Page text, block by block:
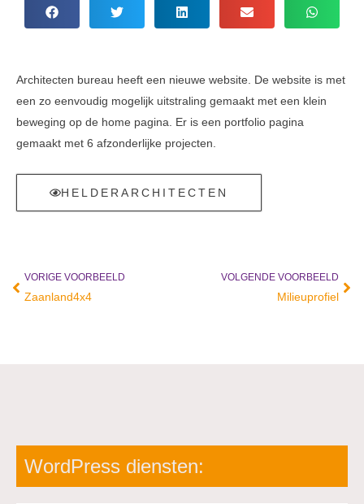
Architecten bureau heeft een nieuwe website. De website is met
een zo eenvoudig mogelijk uitstraling gemaakt met een klein
beweging op de home pagina. Er is een portfolio pagina
gemaakt met 6 afzonderlijke projecten.
HELDERARCHITECTEN
Vorige
VORIGE VOORBEELD
Zaanland4x4
VOLGENDE VOORBEELD
Milieuprofiel
WordPress diensten: